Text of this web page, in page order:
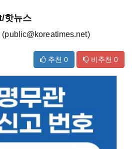
핫뉴스
추천 0 비추천 0